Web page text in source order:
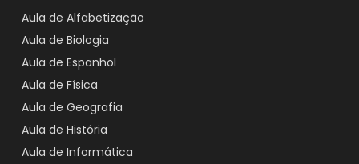
Aula de Alfabetização
Aula de Biologia
Aula de Espanhol
Aula de Física
Aula de Geografia
Aula de História
Aula de Informática